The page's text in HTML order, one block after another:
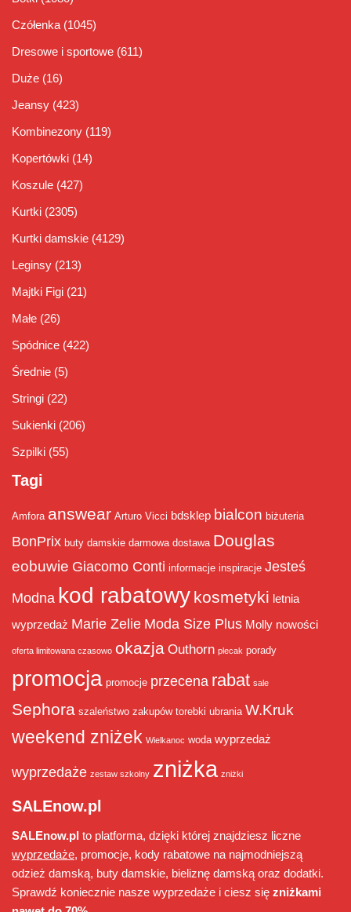
Czółenka (1045)
Dresowe i sportowe (611)
Duże (16)
Jeansy (423)
Kombinezony (119)
Kopertówki (14)
Koszule (427)
Kurtki (2305)
Kurtki damskie (4129)
Leginsy (213)
Majtki Figi (21)
Małe (26)
Spódnice (422)
Średnie (5)
Stringi (22)
Sukienki (206)
Szpilki (55)
Tagi
Amfora answear Arturo Vicci bdsklep bialcon biżuteria
BonPrix buty damskie darmowa dostawa Douglas
eobuwie Giacomo Conti informacje inspiracje Jesteś
Modna kod rabatowy kosmetyki letnia
wyprzedaż Marie Zelie Moda Size Plus Molly nowości
oferta limitowana czasowo okazja Outhorn plecak porady
promocja promocje przecena rabat sale
Sephora szaleństwo zakupów torebki ubrania W.Kruk
weekend zniżek Wielkanoc woda wyprzedaż
wyprzedaże zestaw szkolny zniżka zniżki
SALEnow.pl
SALEnow.pl to platforma, dzięki której znajdziesz liczne
wyprzedaże, promocje, kody rabatowe na najmodniejszą
odzież damską, buty damskie, bieliznę damską oraz dodatki.
Sprawdź koniecznie nasze wyprzedaże i ciesz się zniżkami